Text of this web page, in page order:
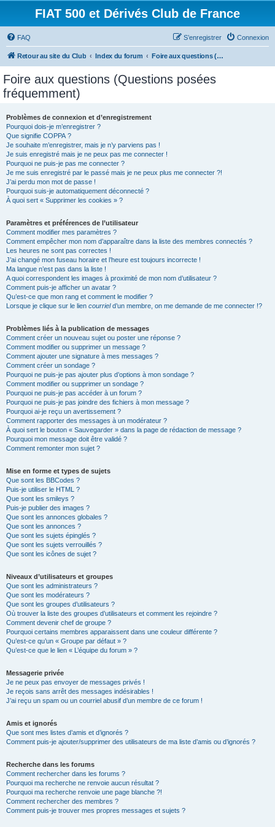
FIAT 500 et Dérivés Club de France
FAQ Connexion
S’enregistrer
Retour au site du Club Index du forum Foire aux questions (Questions posées fréquemment)
Foire aux questions (Questions posées
fréquemment)
Problèmes de connexion et d’enregistrement
Pourquoi dois-je m’enregistrer ?
Que signifie COPPA ?
Je souhaite m’enregistrer, mais je n’y parviens pas !
Je suis enregistré mais je ne peux pas me connecter !
Pourquoi ne puis-je pas me connecter ?
Je me suis enregistré par le passé mais je ne peux plus me connecter ?!
J’ai perdu mon mot de passe !
Pourquoi suis-je automatiquement déconnecté ?
À quoi sert « Supprimer les cookies » ?
Paramètres et préférences de l’utilisateur
Comment modifier mes paramètres ?
Comment empêcher mon nom d’apparaître dans la liste des membres connectés ?
Les heures ne sont pas correctes !
J’ai changé mon fuseau horaire et l’heure est toujours incorrecte !
Ma langue n’est pas dans la liste !
A quoi correspondent les images à proximité de mon nom d’utilisateur ?
Comment puis-je afficher un avatar ?
Qu’est-ce que mon rang et comment le modifier ?
Lorsque je clique sur le lien courrield’un membre, on me demande de me connecter !?
Problèmes liés à la publication de messages
Comment créer un nouveau sujet ou poster une réponse ?
Comment modifier ou supprimer un message ?
Comment ajouter une signature à mes messages ?
Comment créer un sondage ?
Pourquoi ne puis-je pas ajouter plus d’options à mon sondage ?
Comment modifier ou supprimer un sondage ?
Pourquoi ne puis-je pas accéder à un forum ?
Pourquoi ne puis-je pas joindre des fichiers à mon message ?
Pourquoi ai-je reçu un avertissement ?
Comment rapporter des messages à un modérateur ?
À quoi sert le bouton « Sauvegarder » dans la page de rédaction de message ?
Pourquoi mon message doit être validé ?
Comment remonter mon sujet ?
Mise en forme et types de sujets
Que sont les BBCodes ?
Puis-je utiliser le HTML ?
Que sont les smileys ?
Puis-je publier des images ?
Que sont les annonces globales ?
Que sont les annonces ?
Que sont les sujets épinglés ?
Que sont les sujets verrouillés ?
Que sont les icônes de sujet ?
Niveaux d’utilisateurs et groupes
Que sont les administrateurs ?
Que sont les modérateurs ?
Que sont les groupes d’utilisateurs ?
Où trouver la liste des groupes d’utilisateurs et comment les rejoindre ?
Comment devenir chef de groupe ?
Pourquoi certains membres apparaissent dans une couleur différente ?
Qu’est-ce qu’un « Groupe par défaut » ?
Qu’est-ce que le lien « L’équipe du forum » ?
Messagerie privée
Je ne peux pas envoyer de messages privés !
Je reçois sans arrêt des messages indésirables !
J’ai reçu un spam ou un courriel abusif d’un membre de ce forum !
Amis et ignorés
Que sont mes listes d’amis et d’ignorés ?
Comment puis-je ajouter/supprimer des utilisateurs de ma liste d’amis ou d’ignorés ?
Recherche dans les forums
Comment rechercher dans les forums ?
Pourquoi ma recherche ne renvoie aucun résultat ?
Pourquoi ma recherche renvoie une page blanche ?!
Comment rechercher des membres ?
Comment puis-je trouver mes propres messages et sujets ?